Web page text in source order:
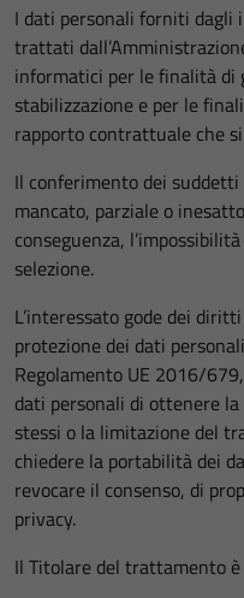
I dati personali forniti dagli
trattati
informatici per le finalità di
stabilizzazione e per le
rapporto contrattuale che
Il conferimento dei
mancato, parziale o
conseguenza,
selezione.
L’interessato gode dei
protezione dei dati
Regolamento UE 2016/
dati personali di ottenere
stessi o la limitazione del
chiedere la portabilità dei
revocare il consenso, di
privacy.
Il Titolare del trattamento è